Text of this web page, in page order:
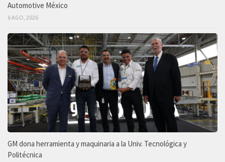
Automotive México
6 AGO, 2026
GM dona herramienta y maquinaria a la Univ. Tecnológica y
Politécnica